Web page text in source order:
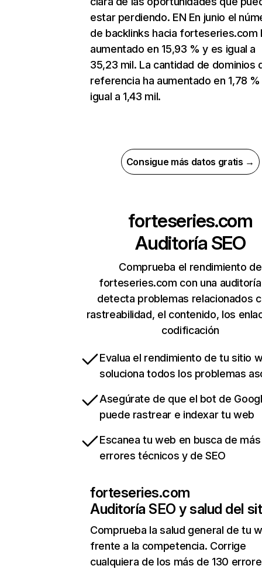
estar perdiendo. EN En junio el
de backlinks hacia forteseries.com
aumentado en 15,93 % y es igual a
35,23 mil. La cantidad de dominios
referencia ha aumentado en 1,78
igual a 1,43 mil.
Consigue más datos gratis →
forteseries.com
Auditoría SEO
Comprueba el rendimiento de
forteseries.com con una
detecta problemas relacionados
rastreabilidad, el contenido, los
codificación
Evalua el rendimiento de tu sitio
soluciona todos los problemas
Asegúrate de que el bot de
puede rastrear e indexar tu web
Escanea tu web en busca de
errores técnicos y de SEO
forteseries.com
Auditoría SEO y salud del
Comprueba la salud general de tu
frente a la competencia. Corrige
cualquiera de los más de 130